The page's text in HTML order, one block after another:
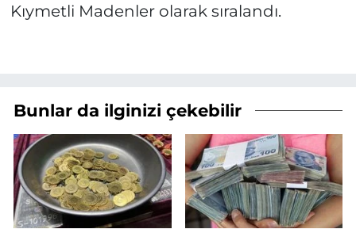
Kıymetli Madenler olarak sıralandı.
Bunlar da ilginizi çekebilir